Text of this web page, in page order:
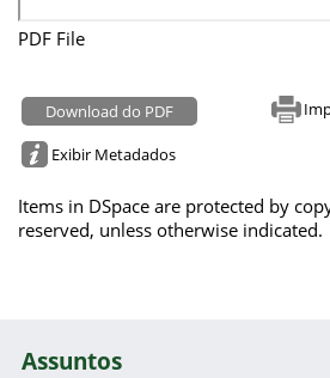
PDF File
Download do PDF
Exibir Metadados
Items in DSpace are protected by
reserved, unless otherwise indicated.
Assuntos